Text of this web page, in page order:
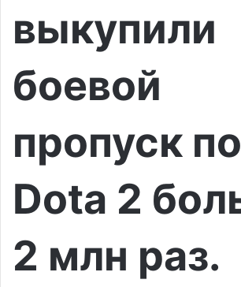
выкупили
боевой
пропуск по
Dota 2
2 млн раз.